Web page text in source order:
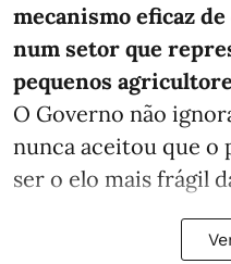
mecanismo eficaz
num setor que
pequenos
O Governo não
nunca aceitou que o
ser o elo mais frágil